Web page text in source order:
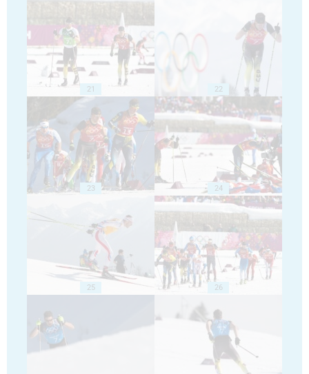
21 22
23 24
25 26